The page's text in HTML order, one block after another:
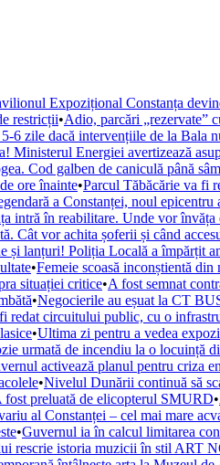
Expozițional Constanța
restricții•Adio, parcări „rezervate”
zile dacă intervențiile de la Bala
Ministerul Energiei avertizează
Cod galben de caniculă până
ore înainte•Parcul Tăbăcărie va fi
a Constanței, noul epicentru
intră în reabilitare. Unde vor învăța
Cât vor achita șoferii și când
și lanțuri! Poliția Locală a împărțit
•Femeie scoasă inconștientă
situației critice•A fost semnat
•Negocierile au eșuat la CT
redat circuitului public, cu o
•Ultima zi pentru a vedea
urmată de incendiu la o locuință
activează planul pentru criza
•Nivelul Dunării continuă să
fost preluată de elicopterul SMURD•
al Constanței – cel mai mare
•Guvernul ia în calcul limitarea
rescrie istoria muzicii în stil ART